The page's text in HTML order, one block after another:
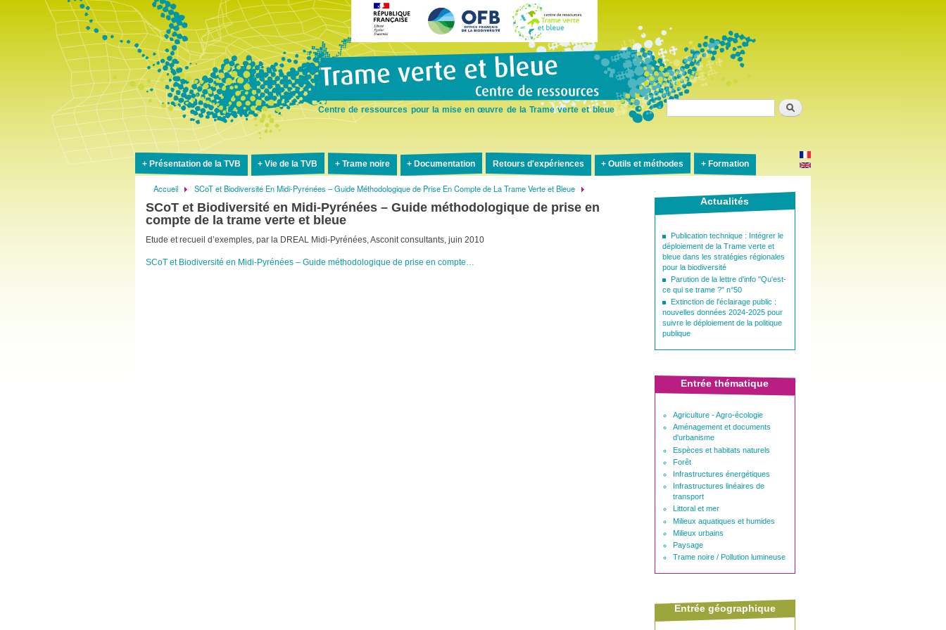
au
contenu
Centre de ressources pour la mise en œuvre de la Trame verte et bleue
Présentation de la TVB Vie de la TVB Trame noire Documentation Retours d'expériences Outils et méthodes Formation
Fil
d'Ariane
Accueil SCoT et Biodiversité En Midi-Pyrénées – Guide Méthodologique de Prise En Compte de La Trame Verte et Bleue
SCoT et Biodiversité en Midi-Pyrénées – Guide méthodologique de prise en
compte de la trame verte et bleue
Etude et recueil d’exemples, par la DREAL Midi-Pyrénées, Asconit consultants, juin 2010
SCoT et Biodiversité en Midi-Pyrénées – Guide méthodologique de prise en compte…
Actualités
Publication technique : Intégrer le
déploiement de la Trame verte et
bleue dans les stratégies régionales
pour la biodiversité
Parution de la lettre d'info "Qu'est-
ce qui se trame ?" n°50
Extinction de l'éclairage public :
nouvelles données 2024-2025 pour
suivre le déploiement de la politique
publique
Entrée thématique
Agriculture - Agro-écologie
Aménagement et documents
d'urbanisme
Espèces et habitats naturels
Forêt
Infrastructures énergétiques
Infrastructures linéaires de
transport
Littoral et mer
Milieux aquatiques et humides
Milieux urbains
Paysage
Trame noire / Pollution lumineuse
Entrée géographique